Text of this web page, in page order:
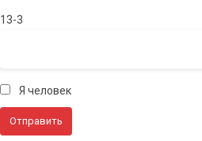
13-3
Я человек